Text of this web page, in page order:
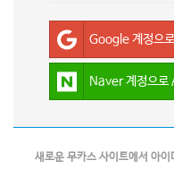
Google 계정으
Naver 계정으
새로운 무카스 사이트에서 아